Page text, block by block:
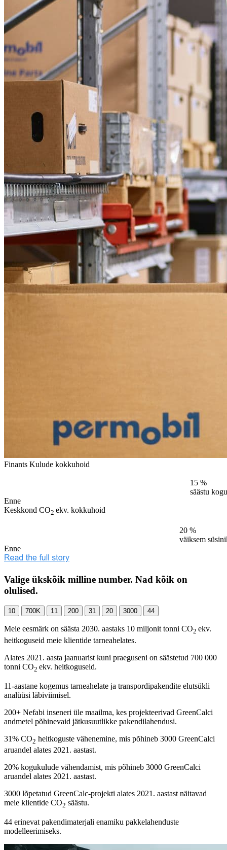
Finants Kulude kokkuhoid
15 %
säästu
Enne
Keskkond CO2 ekv. kokkuhoid
20 %
väiksem
Enne
Valige ükskõik milline number. Nad kõik on
olulised.
10 700K 11 200 31 20 3000 44
Meie eesmärk on säästa 2030. aastaks 10 miljonit tonni CO2 ekv.
heitkoguseid meie klientide tarneahelates.
Alates 2021. aasta jaanuarist kuni praeguseni on säästetud 700 000
tonni CO2 ekv. heitkoguseid.
11-aastane kogemus tarneahelate ja transpordipakendite elutsükli
analüüsi läbiviimisel.
200+ Nefabi inseneri üle maailma, kes projekteerivad GreenCalci
andmetel põhinevaid jätkusuutlikke pakendilahendusi.
31% CO2 heitkoguste vähenemine, mis põhineb 3000 GreenCalci
aruandel alates 2021. aastast.
20% kogukulude vähendamist, mis põhineb 3000 GreenCalci
aruandel alates 2021. aastast.
3000 lõpetatud GreenCalc-projekti alates 2021. aastast näitavad
meie klientide CO2 säästu.
44 erinevat pakendimaterjali enamiku pakkelahenduste
modelleerimiseks.